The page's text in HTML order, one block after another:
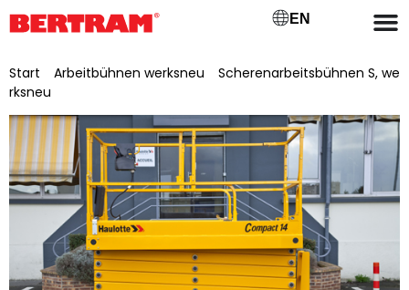
EN
Start Arbeitbühnen werksneu
Scherenarbeitsbühnen S, we
rksneu